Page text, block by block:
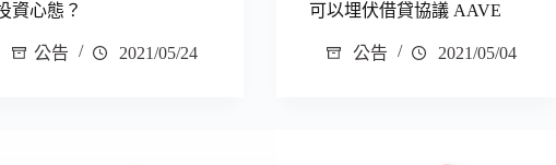
資心態？
公告 2021/05/24
可以埋伏借貸協議 AAVE
公告 2021/05/04